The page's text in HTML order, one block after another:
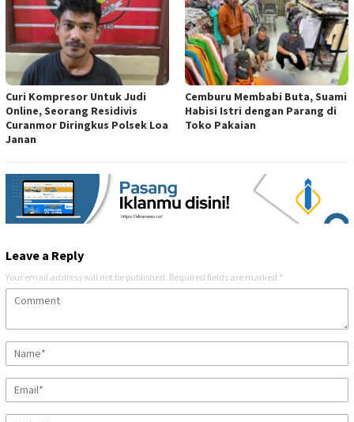
Curi Kompresor Untuk Judi
Online, Seorang Residivis
Curanmor Diringkus Polsek Loa
Janan
Cemburu Membabi Buta, Suami
Habisi Istri dengan Parang di
Toko Pakaian
Leave a Reply
Your email address will not be published. Required fields are marked *